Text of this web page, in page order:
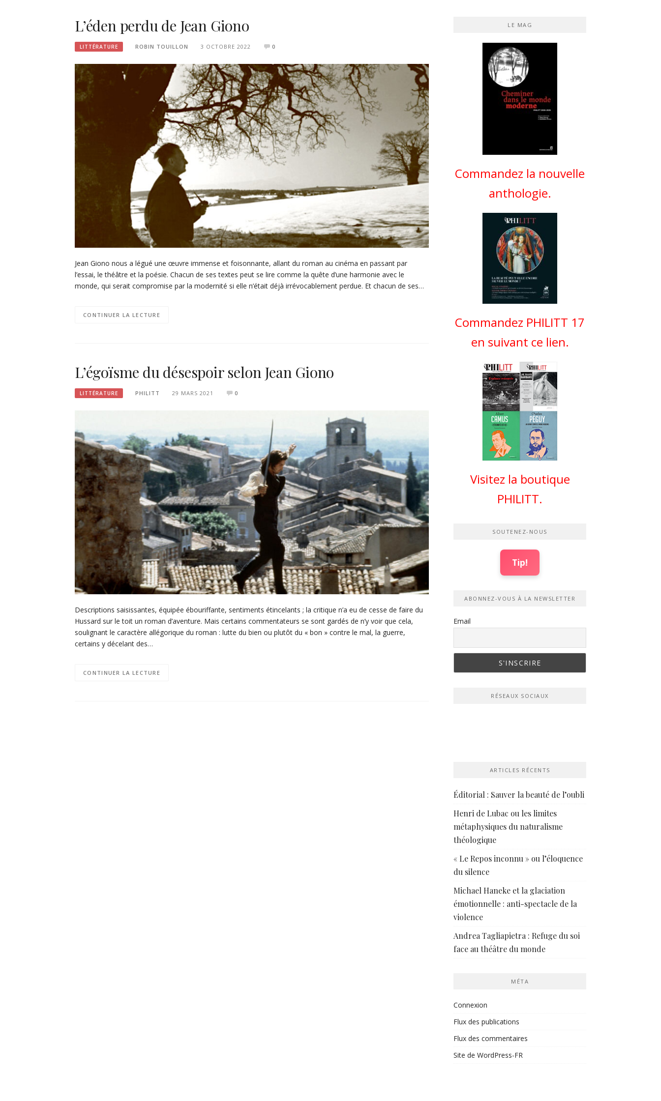
L’éden perdu de Jean Giono
LITTÉRATURE ROBIN TOUILLON 3 OCTOBRE 2022 0
Jean Giono nous a légué une œuvre immense et foisonnante, allant du roman au cinéma en passant par
l’essai, le théâtre et la poésie. Chacun de ses textes peut se lire comme la quête d’une harmonie avec le
monde, qui serait compromise par la modernité si elle n’était déjà irrévocablement perdue. Et chacun de ses…
CONTINUER LA LECTURE
L’égoïsme du désespoir selon Jean Giono
LITTÉRATURE PHILITT 29 MARS 2021 0
Descriptions saisissantes, équipée ébouriffante, sentiments étincelants ; la critique n’a eu de cesse de faire du
Hussard sur le toit un roman d’aventure. Mais certains commentateurs se sont gardés de n’y voir que cela,
soulignant le caractère allégorique du roman : lutte du bien ou plutôt du « bon » contre le mal, la guerre,
certains y décelant des…
CONTINUER LA LECTURE
LE MAG
Commandez la nouvelle
anthologie.
Commandez PHILITT 17
en suivant ce lien.
Visitez la boutique
PHILITT.
SOUTENEZ-NOUS
Tip!
ABONNEZ-VOUS À LA NEWSLETTER
Email
RÉSEAUX SOCIAUX
ARTICLES RÉCENTS
Éditorial : Sauver la beauté de l’oubli
Henri de Lubac ou les limites
métaphysiques du naturalisme
théologique
« Le Repos inconnu » ou l’éloquence
du silence
Michael Haneke et la glaciation
émotionnelle : anti-spectacle de la
violence
Andrea Tagliapietra : Refuge du soi
face au théâtre du monde
MÉTA
Connexion
Flux des publications
Flux des commentaires
Site de WordPress-FR